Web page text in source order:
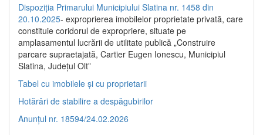
Dispoziția Primarului Municipiului Slatina nr. 1458 din
20.10.2025- exproprierea imobilelor proprietate privată, care
constituie coridorul de expropriere, situate pe
amplasamentul lucrării de utilitate publică „Construire
parcare supraetajată, Cartier Eugen Ionescu, Municipiul
Slatina, Județul Olt”
Tabel cu imobilele și cu proprietarii
Hotărâri de stabilire a despăgubirilor
Anunțul nr. 18594/24.02.2026